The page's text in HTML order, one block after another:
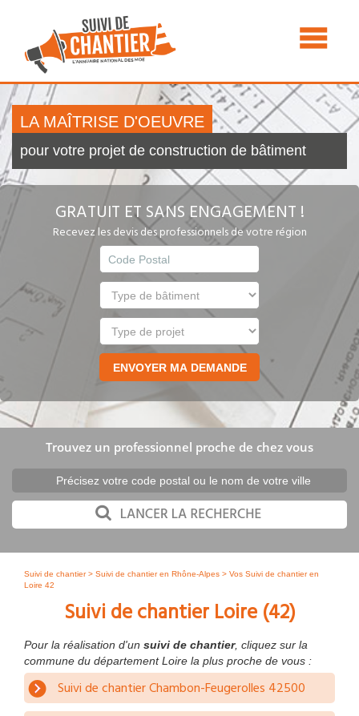
LA MAÎTRISE D'OEUVRE
pour votre projet de construction de bâtiment
GRATUIT ET SANS ENGAGEMENT !
Recevez les devis des professionnels de votre région
Trouvez un professionnel proche de chez vous
Suivi de chantier> Suivi de chantier en Rhône-Alpes > Vos Suivi de chantier en
Loire 42
Suivi de chantier Loire (42)
Pour la réalisation d'un suivi de chantier, cliquez sur la
commune du département Loire la plus proche de vous :
Suivi de chantier Chambon-Feugerolles 42500